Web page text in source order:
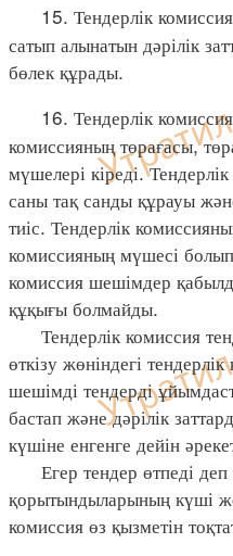
15. Тендерлік
сатып алынатын дәрілік
бөлек құрады.
16. Тендерлік
комиссияның төрағасы,
мүшелері кіреді.
саны тақ санды құрауы
тиіс. Тендерлік
комиссияның мүшесі
комиссия шешімдер
құқығы болмайды.
Тендерлік комиссия
өткізу жөніндегі
шешімді тендерді
бастап және дәрілік
күшіне енгенге дейін
Егер тендер өтпеді деп
қорытындыларының күші
комиссия өз қызметін